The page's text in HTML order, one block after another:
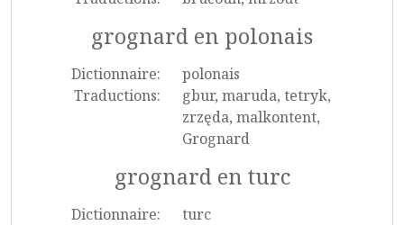
grognard en polonais
Dictionnaire:
polonais
Traductions:
gbur, maruda, tetryk,
zrzęda, malkontent,
Grognard
grognard en turc
Dictionnaire:
turc